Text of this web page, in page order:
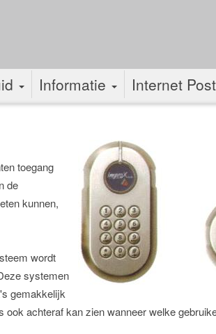
Informatie Internet
toegang
de
kunnen,
wordt
systemen
gemakkelijk
achteraf kan zien wanneer welke